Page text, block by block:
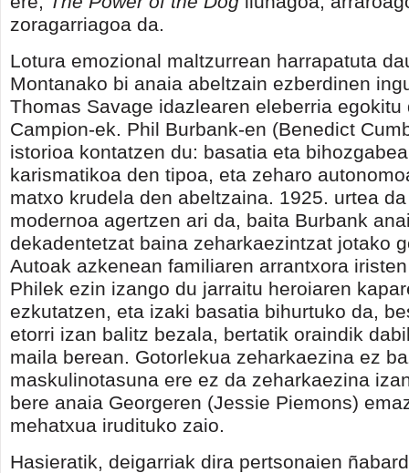
zoragarriagoa da.
Lotura emozional maltzurrean harrapatuta
Montanako bi anaia abeltzain ezberdinen
Thomas Savage idazlearen eleberria egokitu
Campion-ek. Phil Burbank-en (Benedict
istorioa kontatzen du: basatia eta
karismatikoa den tipoa, eta zeharo
matxo krudela den abeltzaina. 1925. urtea
modernoa agertzen ari da, baita Burbank
dekadentetzat baina zeharkaezintzat jotako
Autoak azkenean familiaren arrantxora
Philek ezin izango du jarraitu heroiaren
ezkutatzen, eta izaki basatia bihurtuko da,
etorri izan balitz bezala, bertatik oraindik
maila berean. Gotorlekua zeharkaezina ez
maskulinotasuna ere ez da zeharkaezina
bere anaia Georgeren (Jessie Piemons)
mehatxua irudituko zaio.
Hasieratik, deigarriak dira pertsonaien